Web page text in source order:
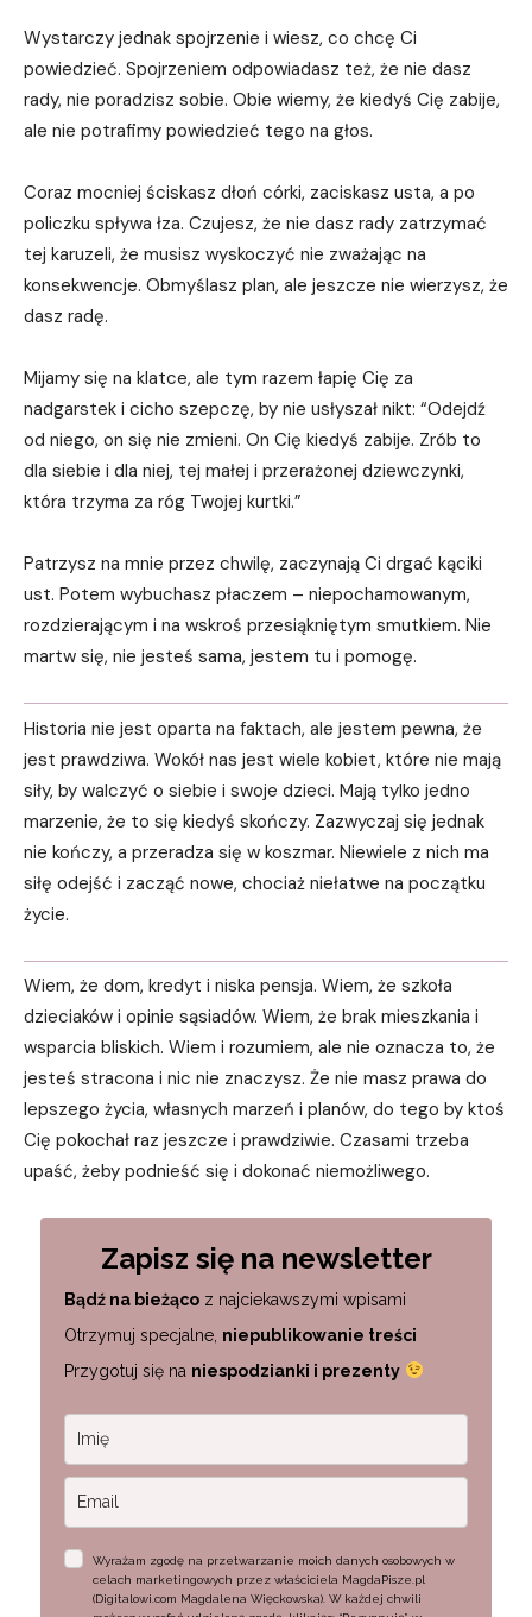
Wystarczy jednak spojrzenie i wiesz, co chcę Ci
powiedzieć. Spojrzeniem odpowiadasz też, że nie dasz
rady, nie poradzisz sobie. Obie wiemy, że kiedyś Cię zabije,
ale nie potrafimy powiedzieć tego na głos.
Coraz mocniej ściskasz dłoń córki, zaciskasz usta, a po
policzku spływa łza. Czujesz, że nie dasz rady zatrzymać
tej karuzeli, że musisz wyskoczyć nie zważając na
konsekwencje. Obmyślasz plan, ale jeszcze nie wierzysz, że
dasz radę.
Mijamy się na klatce, ale tym razem łapię Cię za
nadgarstek i cicho szepczę, by nie usłyszał nikt: “Odejdź
od niego, on się nie zmieni. On Cię kiedyś zabije. Zrób to
dla siebie i dla niej, tej małej i przerażonej dziewczynki,
która trzyma za róg Twojej kurtki.”
Patrzysz na mnie przez chwilę, zaczynają Ci drgać kąciki
ust. Potem wybuchasz płaczem – niepochamowanym,
rozdzierającym i na wskroś przesiąkniętym smutkiem. Nie
martw się, nie jesteś sama, jestem tu i pomogę.
Historia nie jest oparta na faktach, ale jestem pewna, że
jest prawdziwa. Wokół nas jest wiele kobiet, które nie mają
siły, by walczyć o siebie i swoje dzieci. Mają tylko jedno
marzenie, że to się kiedyś skończy. Zazwyczaj się jednak
nie kończy, a przeradza się w koszmar. Niewiele z nich ma
siłę odejść i zacząć nowe, chociaż niełatwe na początku
życie.
Wiem, że dom, kredyt i niska pensja. Wiem, że szkoła
dzieciaków i opinie sąsiadów. Wiem, że brak mieszkania i
wsparcia bliskich. Wiem i rozumiem, ale nie oznacza to, że
jesteś stracona i nic nie znaczysz. Że nie masz prawa do
lepszego życia, własnych marzeń i planów, do tego by ktoś
Cię pokochał raz jeszcze i prawdziwie. Czasami trzeba
upaść, żeby podnieść się i dokonać niemożliwego.
Zapisz się na newsletter
Bądź na bieżąco z najciekawszymi wpisami
Otrzymuj specjalne, niepublikowanie treści
Przygotuj się na niespodzianki i prezenty
Wyrażam zgodę na przetwarzanie moich danych osobowych w
celach marketingowych przez właściciela MagdaPisze.pl
(Digitalowi.com Magdalena Więckowska). W każdej chwili